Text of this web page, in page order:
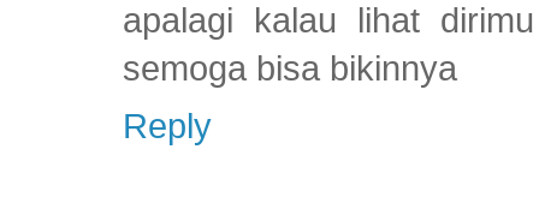
apalagi kalau lihat
semoga bisa bikinnya
Reply